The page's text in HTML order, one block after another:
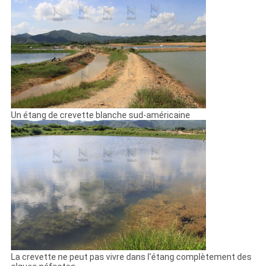
Un étang de crevette blanche sud-américaine
La crevette ne peut pas vivre dans l'étang complètement des